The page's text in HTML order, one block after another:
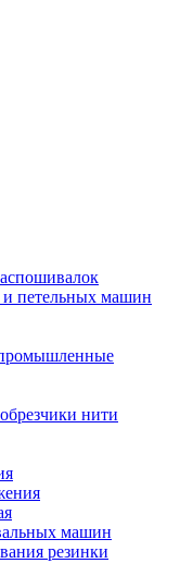
петельных машин
нити
машин
резинки